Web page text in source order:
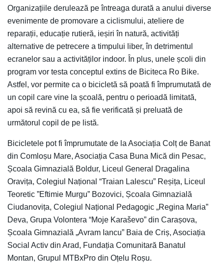
Organizațiile derulează pe întreaga durată a anului diverse
evenimente de promovare a ciclismului, ateliere de
reparații, educație rutieră, ieșiri în natură, activități
alternative de petrecere a timpului liber, în detrimentul
ecranelor sau a activităților indoor. În plus, unele școli din
program vor testa conceptul extins de Biciteca Ro Bike.
Astfel, vor permite ca o bicicletă să poată fi împrumutată de
un copil care vine la școală, pentru o perioadă limitată,
apoi să revină cu ea, să fie verificată și preluată de
următorul copil de pe listă.
Bicicletele pot fi împrumutate de la Asociația Colț de Banat
din Comloșu Mare, Asociația Casa Buna Mică din Pesac,
Școala Gimnazială Boldur, Liceul General Dragalina
Oravița, Colegiul Național “Traian Lalescu” Reșița, Liceul
Teoretic ”Eftimie Murgu” Bozovici, Școala Gimnazială
Ciudanovița, Colegiul Național Pedagogic „Regina Maria”
Deva, Grupa Volontera “Moje Karaševo” din Carașova,
Școala Gimnazială „Avram Iancu” Baia de Criș, Asociația
Social Activ din Arad, Fundația Comunitară Banatul
Montan, Grupul MTBxPro din Oțelu Roșu.